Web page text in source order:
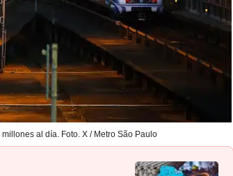
al día. Foto. X / Metro São Paulo